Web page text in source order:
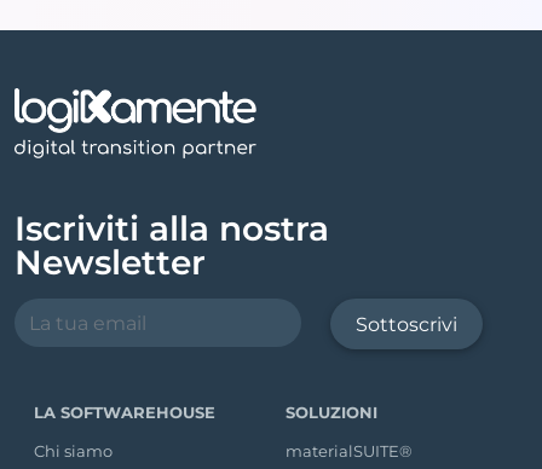
Iscriviti alla nostra
Newsletter
Sottoscrivi
LA SOFTWAREHOUSE
Chi siamo
SOLUZIONI
materialSUITE®